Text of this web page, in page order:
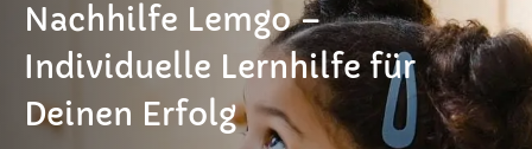
Dyskalkulie
DaF
Preise
Nachhilfe Lemgo –
Individuelle Lernhilfe für
Deinen Erfolg